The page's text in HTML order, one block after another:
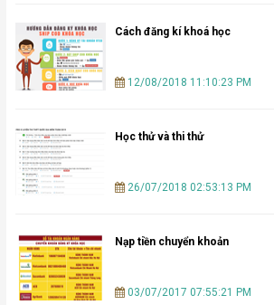
Cách đăng kí khoá học
12/08/2018 11:10:23 PM
Học thử và thi thử
26/07/2018 02:53:13 PM
Nạp tiền chuyển khoản
03/07/2017 07:55:21 PM